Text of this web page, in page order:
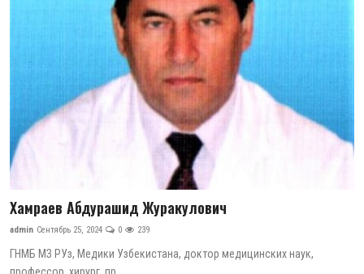
Хамраев Абдурашид Журакулович
admin Сентябрь 25, 2024 0 239
ГНМБ МЗ РУз, Медики Узбекистана, доктор медицинских наук,